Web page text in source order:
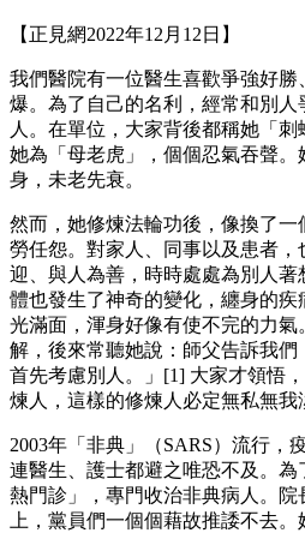
【正見網2022年12月12日】
我們醫院有一位醫生喜歡爭強好
爆。為了自己的名利，經常和別
人。在單位，大家背後都稱她「
她為「母老虎」，個個忍氣吞聲
身，未老先衰。
然而，她修煉法輪功後，像換了
勞任怨。對家人、同事以及患者
迎、與人為善，時時處處為別人
體也發生了神奇的變化，纏身的
光滿面，渾身好像有使不完的力
解，後來常聽她說：師父告訴我
首先考慮別人。」[1] 大家才領悟
煉人，這樣的修煉人必定無私無我
2003年「非典」（SARS）流行，
連醫生、護士都避之唯恐不及。
熱門診」，專門收治非典病人。
上，黨員們一個個藉故推諉不去